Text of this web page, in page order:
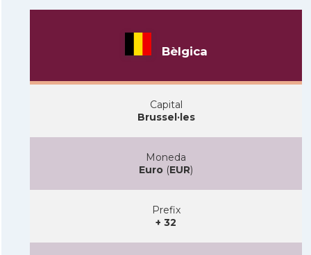
Bèlgica
Capital
Brussel·les
Moneda
Euro (EUR)
Prefix
+ 32